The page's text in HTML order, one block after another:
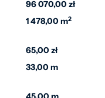
96 070,00 zł
1 478,00 m2
65,00 zł
33,00 m